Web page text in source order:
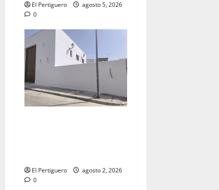
El Pertiguero
agosto 5, 2026
0
El Pertiguero
agosto 2, 2026
0